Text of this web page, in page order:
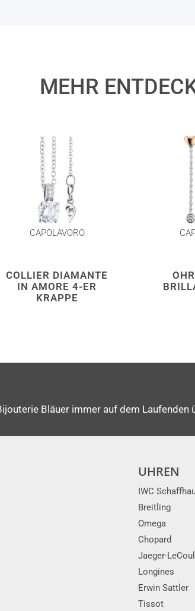
MEHR
CAPOLAVORO
COLLIER DIAMANTE
IN AMORE 4-ER
KRAPPE
Bläuer immer auf dem Laufenden
UHREN
IWC
Breitling
Omega
Chopard
Jaeger-
Longines
Erwin Sattler
Tissot